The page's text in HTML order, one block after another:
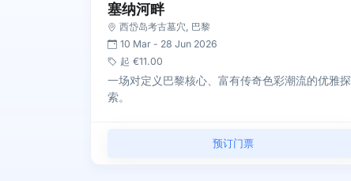
塞纳河畔
西岱岛考古墓穴, 巴黎
10 Mar - 28 Jun 2026
起 €11.00
一场对定义巴黎核心、富有传奇色彩潮流的优雅探
索。
预订门票